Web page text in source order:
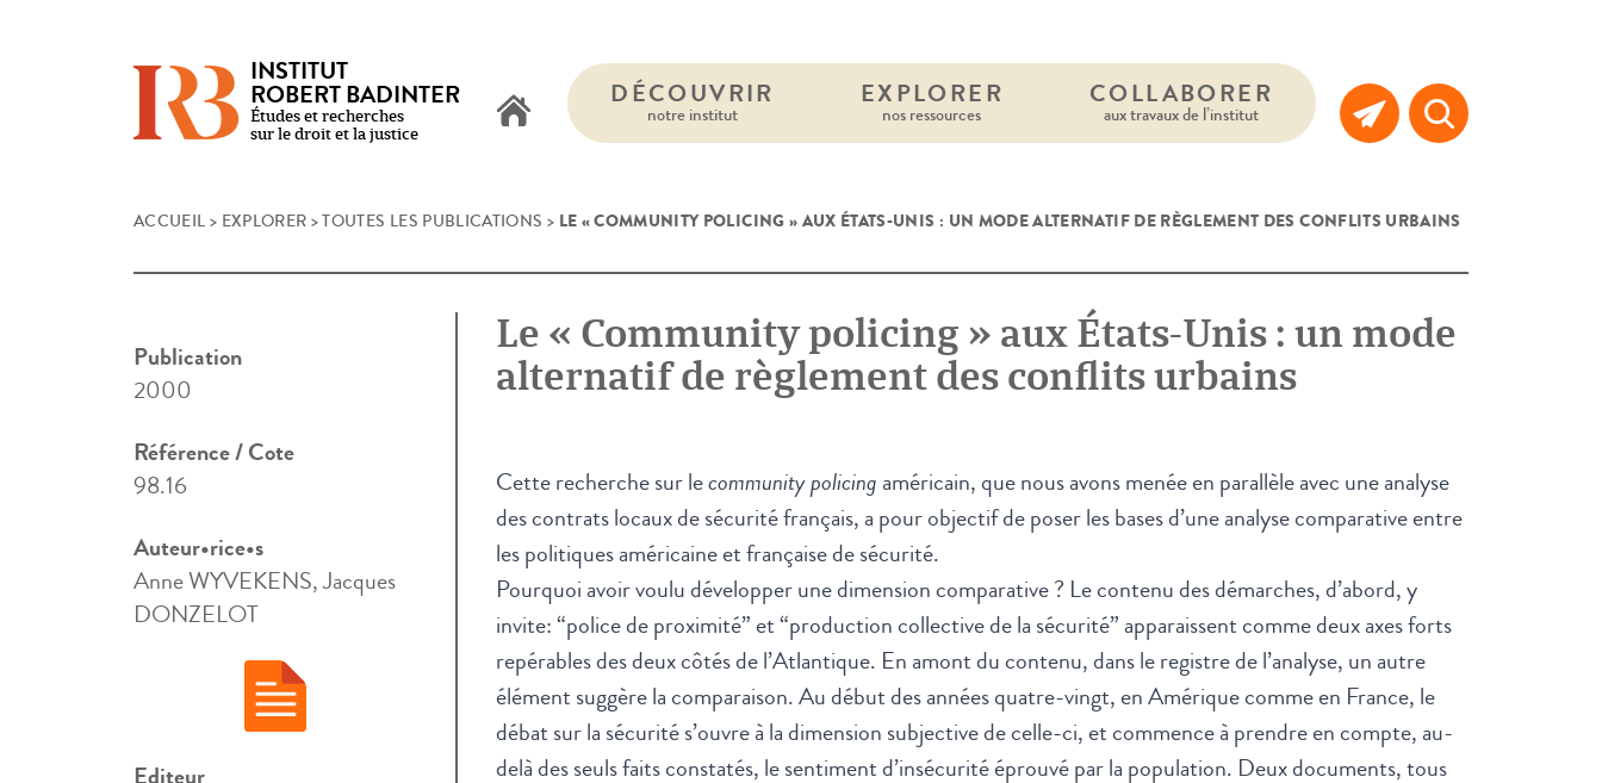
INSTITUT
ROBERT BADINTER
Études et recherches
sur le droit et la justice
DÉCOUVRIR
notre institut
EXPLORER
nos ressources
COLLABORER
aux travaux de l’institut
ACCUEIL > EXPLORER >TOUTES LES PUBLICATIONS > LE « COMMUNITY POLICING » AUX ÉTATS-UNIS : UN MODE ALTERNATIF DE RÈGLEMENT DES CONFLITS URBAINS
Le « Community policing » aux États-Unis : un mode
alternatif de règlement des conflits urbains
Cette recherche sur lecommunity policing américain, que nous avons menée en parallèle avec une analyse
des contrats locaux de sécurité français, a pour objectif de poser les bases d’une analyse comparative entre
les politiques américaine et française de sécurité.
Pourquoi avoir voulu développer une dimension comparative ? Le contenu des démarches, d’abord, y
invite: “police de proximité” et “production collective de la sécurité” apparaissent comme deux axes forts
repérables des deux côtés de l’Atlantique. En amont du contenu, dans le registre de l’analyse, un autre
élément suggère la comparaison. Au début des années quatre-vingt, en Amérique comme en France, le
débat sur la sécurité s’ouvre à la dimension subjective de celle-ci, et commence à prendre en compte, au-
delà des seuls faits constatés, le sentiment d’insécurité éprouvé par la population. Deux documents, tous
Publication
2000
Référence / Cote
98.16
Auteur•rice•s
Anne WYVEKENS, Jacques
DONZELOT